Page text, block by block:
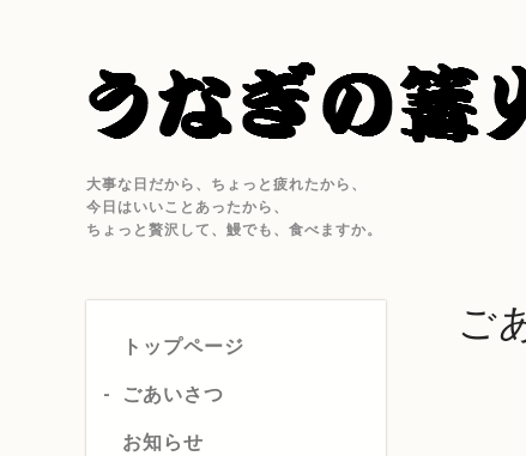
大事な日だから、ちょっと疲れたから、
今日はいいことあったから、
ちょっと贅沢して、鰻でも、食べますか。
トップページ
ごあいさつ
お知らせ
ご